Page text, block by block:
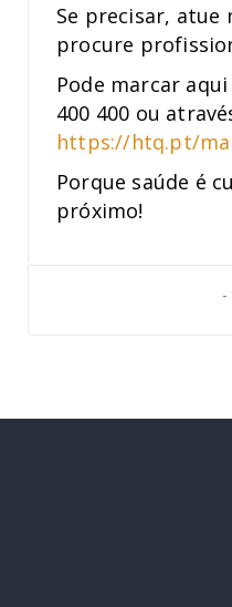
Se precisar, atue
procure
Pode marcar
400 400 ou
https://htq.pt/
Porque saúde é
próximo!
-